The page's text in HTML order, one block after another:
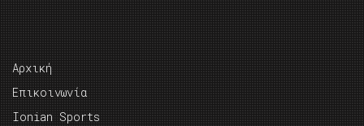
Αρχική
Επικοινωνία
Ionian Sports